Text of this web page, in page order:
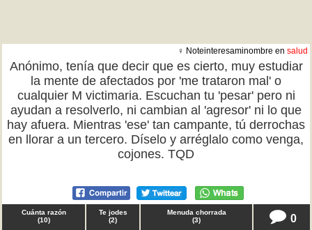
♀ Noteinteresaminombre en salud
Anónimo, tenía que decir que es cierto, muy estudiar
la mente de afectados por 'me trataron mal' o
cualquier M victimaria. Escuchan tu 'pesar' pero ni
ayudan a resolverlo, ni cambian al 'agresor' ni lo que
hay afuera. Mientras 'ese' tan campante, tú derrochas
en llorar a un tercero. Díselo y arréglalo como venga,
cojones. TQD
Cuánta razón
(10)
Te jodes
(2)
Menuda chorrada
(3) 0